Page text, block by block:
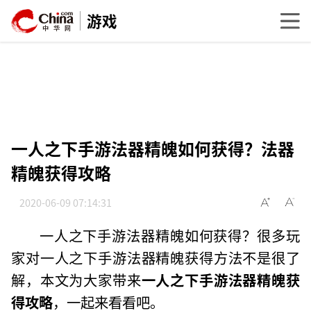
游戏
一人之下手游法器精魄如何获得？法器
精魄获得攻略
2020-06-09 07:14:31
一人之下手游法器精魄如何获得？很多玩
家对一人之下手游法器精魄获得方法不是很了
解，本文为大家带来一人之下手游法器精魄获
得攻略，一起来看看吧。